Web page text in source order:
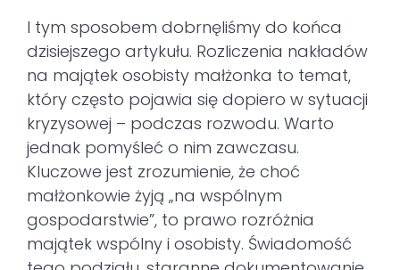
I tym sposobem dobrnęliśmy do końca
dzisiejszego artykułu. Rozliczenia nakładów
na majątek osobisty małżonka to temat,
który często pojawia się dopiero w sytuacji
kryzysowej – podczas rozwodu. Warto
jednak pomyśleć o nim zawczasu.
Kluczowe jest zrozumienie, że choć
małżonkowie żyją „na wspólnym
gospodarstwie”, to prawo rozróżnia
majątek wspólny i osobisty. Świadomość